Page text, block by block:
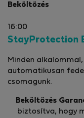
Beköltözés
16:00
StayProtection
Minden
automatikusan
csomagunk.
Beköltözés
biztosítva, hogy